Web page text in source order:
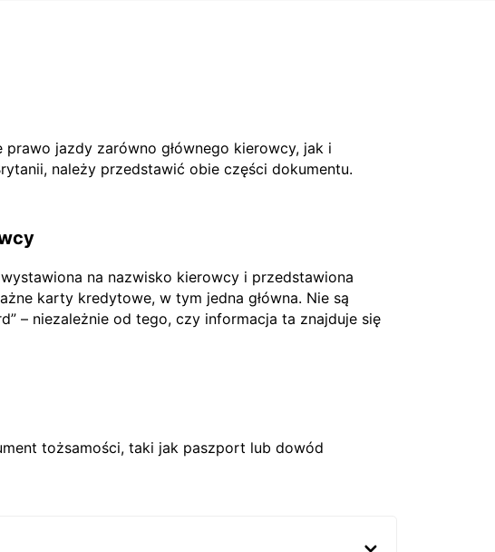
jazdy zarówno głównego kierowcy, jak i
należy przedstawić obie części dokumentu.
na nazwisko kierowcy i przedstawiona
karty kredytowe, w tym jedna główna. Nie są
– niezależnie od tego, czy informacja ta znajduje się
tożsamości, taki jak paszport lub dowód